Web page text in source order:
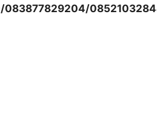
083877829204/